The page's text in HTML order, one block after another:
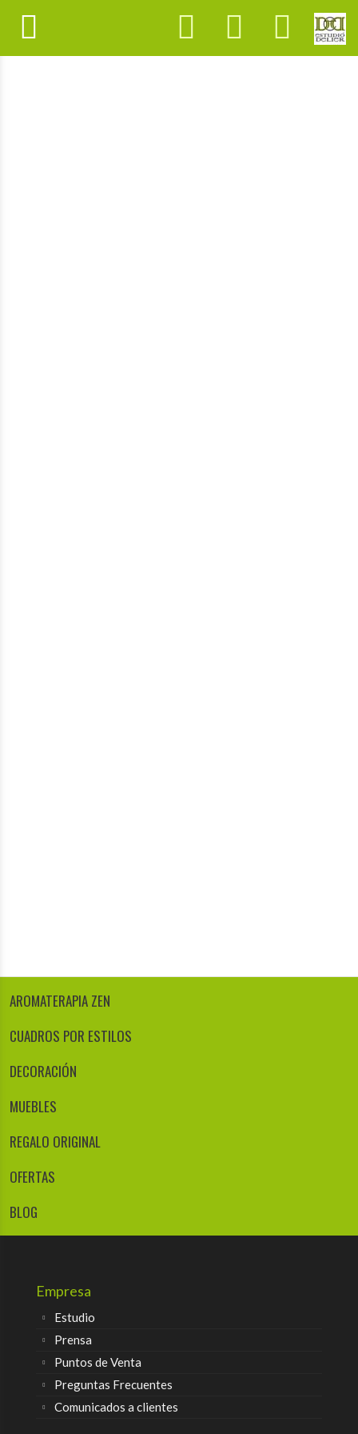
AROMATERAPIA ZEN
CUADROS POR ESTILOS
DECORACIÓN
MUEBLES
REGALO ORIGINAL
OFERTAS
BLOG
Empresa
Estudio
Prensa
Puntos de Venta
Preguntas Frecuentes
Comunicados a clientes